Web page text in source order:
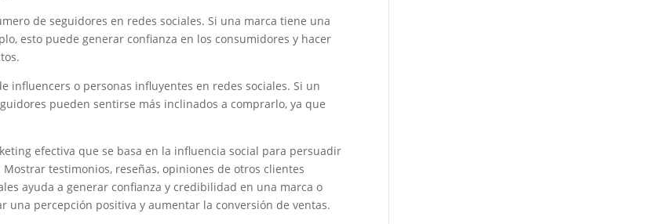
de seguidores en redes sociales. Si una marca tiene una
esto puede generar confianza en los consumidores y hacer
influencers o personas influyentes en redes sociales. Si un
pueden sentirse más inclinados a comprarlo, ya que
efectiva que se basa en la influencia social para persuadir
testimonios, reseñas, opiniones de otros clientes
ayuda a generar confianza y credibilidad en una marca o
una percepción positiva y aumentar la conversión de ventas.